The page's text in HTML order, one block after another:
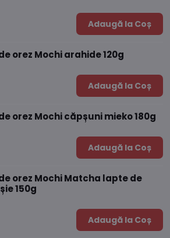
Adaugă la Coș
orez Mochi arahide 120g
Adaugă la Coș
orez Mochi căpșuni mieko 180g
Adaugă la Coș
orez Mochi Matcha lapte de
150g
Adaugă la Coș